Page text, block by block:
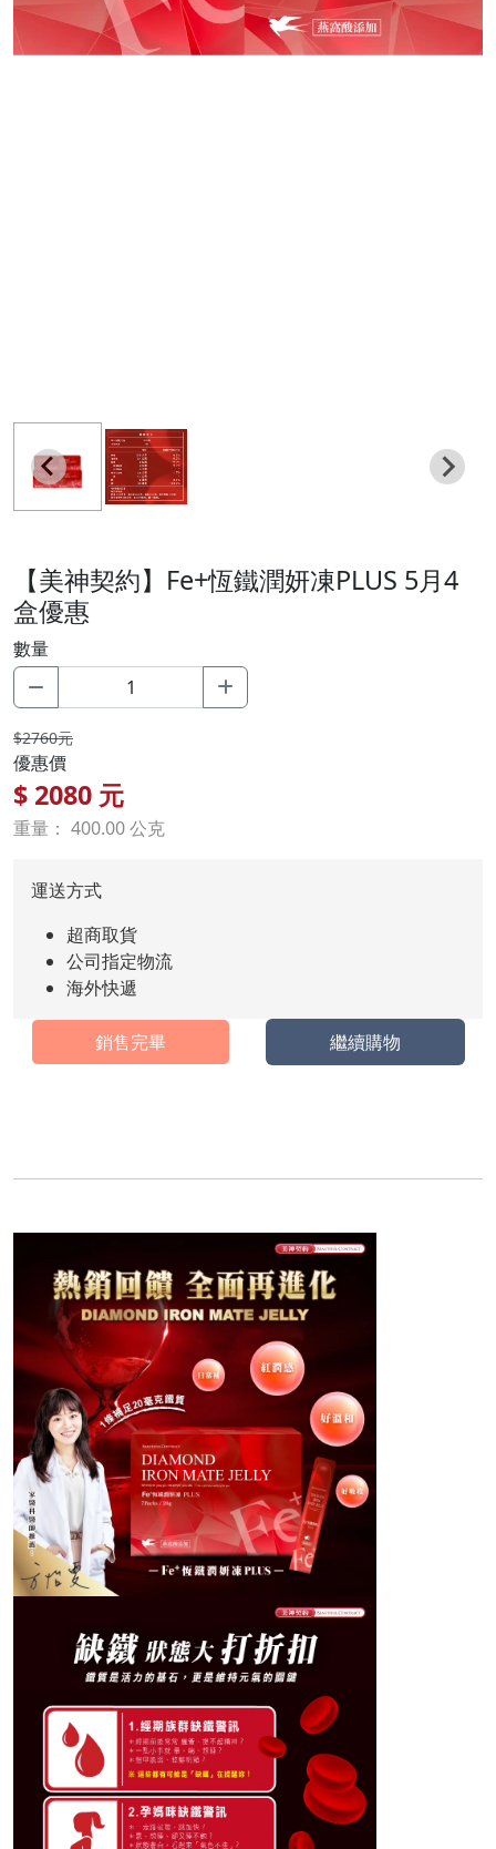
【美神契約】Fe+恆鐵潤妍凍PLUS 5月4
盒優惠
數量
$2760元
優惠價
$ 2080 元
重量： 400.00 公克
運送方式
超商取貨
公司指定物流
海外快遞
銷售完畢 繼續購物